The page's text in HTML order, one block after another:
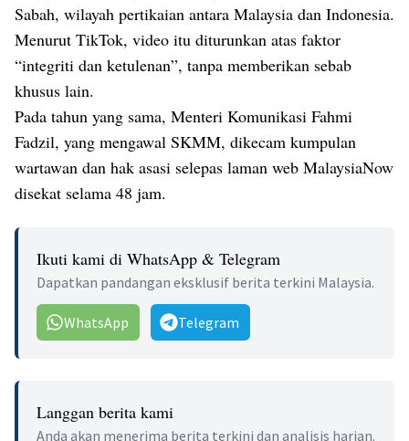
Sabah, wilayah pertikaian antara Malaysia dan Indonesia.
Menurut TikTok, video itu diturunkan atas faktor
“integriti dan ketulenan”, tanpa memberikan sebab
khusus lain.
Pada tahun yang sama, Menteri Komunikasi Fahmi
Fadzil, yang mengawal SKMM, dikecam kumpulan
wartawan dan hak asasi selepas laman web MalaysiaNow
disekat selama 48 jam.
Ikuti kami di WhatsApp & Telegram
Dapatkan pandangan eksklusif berita terkini Malaysia.
WhatsApp Telegram
Langgan berita kami
Anda akan menerima berita terkini dan analisis harian.